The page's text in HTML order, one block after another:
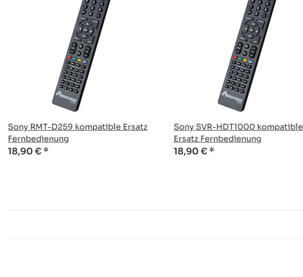
Sony RMT-D259 kompatible Ersatz
Fernbedienung
18,90 € *
Sony SVR-HDT1000 kompatible
Ersatz Fernbedienung
18,90 € *